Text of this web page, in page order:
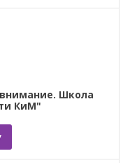
Школа
КиМ"